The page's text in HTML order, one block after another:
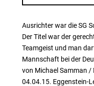
Ausrichter war die SG
Der Titel war der
Teamgeist und man
Mannschaft bei der
von Michael Samman /
04.04.15. Eggenstein-